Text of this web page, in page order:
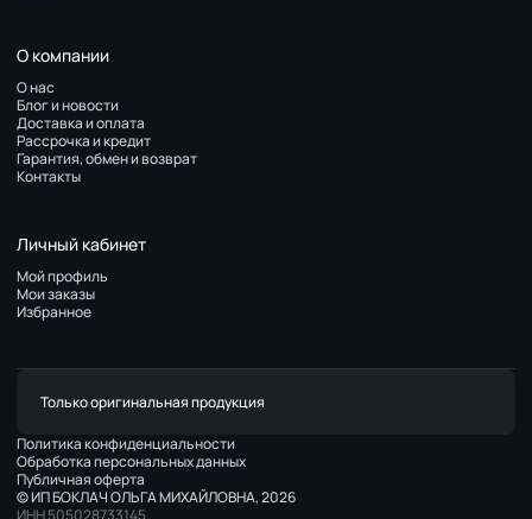
О компании
О нас
Блог и новости
Доставка и оплата
Рассрочка и кредит
Гарантия, обмен и возврат
Контакты
Личный кабинет
Мой профиль
Мои заказы
Избранное
Только оригинальная продукция
Политика конфиденциальности
Обработка персональных данных
Публичная оферта
© ИП БОКЛАЧ ОЛЬГА МИХАЙЛОВНА, 2026